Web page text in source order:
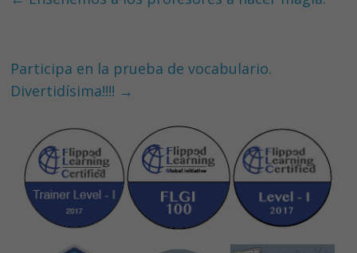
k p
Participa en la prueba de vocabulario.
Divertidísima!!!! →